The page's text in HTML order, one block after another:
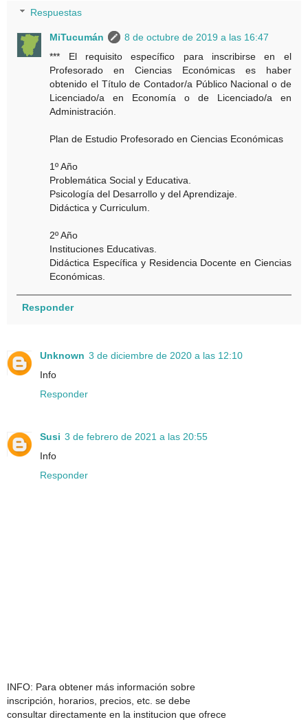
Respuestas
MiTucumán
8 de octubre de 2019 a las 16:47
*** El requisito específico para inscribirse en el
Profesorado en Ciencias Económicas es haber
obtenido el Título de Contador/a Público Nacional o de
Licenciado/a en Economía o de Licenciado/a en
Administración.
Plan de Estudio Profesorado en Ciencias Económicas
1º Año
Problemática Social y Educativa.
Psicología del Desarrollo y del Aprendizaje.
Didáctica y Curriculum.
2º Año
Instituciones Educativas.
Didáctica Específica y Residencia Docente en Ciencias
Económicas.
Responder
Unknown 3 de diciembre de 2020 a las 12:10
Info
Responder
Susi 3 de febrero de 2021 a las 20:55
Info
Responder
INFO: Para obtener más información sobre
inscripción, horarios, precios, etc. se debe
consultar directamente en la institucion que ofrece